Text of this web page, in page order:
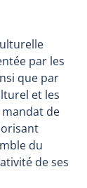
par les
que par
et les
de
du
de ses